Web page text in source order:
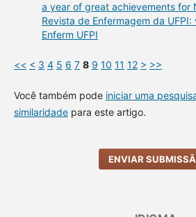
a year of great achievements for
Revista de Enfermagem da
Enferm UFPI
<< < 3 4 5 6 7 8 9 10 11 12 > >>
Você também pode iniciar uma
similaridadepara este artigo.
ENVIAR